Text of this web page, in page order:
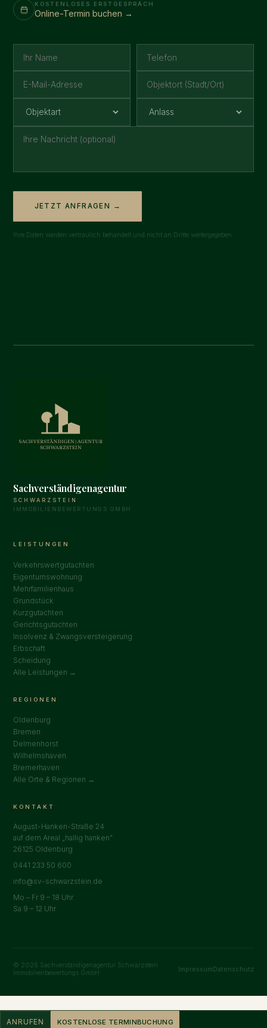
KOSTENLOSES ERSTGESPRÄCH
Online-Termin buchen →
JETZT ANFRAGEN →
Ihre Daten werden vertraulich behandelt und nicht an Dritte weitergegeben.
Sachverständigenagentur
SCHWARZSTEIN
IMMOBILIENBEWERTUNGS GMBH
LEISTUNGEN
Verkehrswertgutachten
Eigentumswohnung
Mehrfamilienhaus
Grundstück
Kurzgutachten
Gerichtsgutachten
Insolvenz & Zwangsversteigerung
Erbschaft
Scheidung
Alle Leistungen →
REGIONEN
Oldenburg
Bremen
Delmenhorst
Wilhelmshaven
Bremerhaven
Alle Orte & Regionen →
KONTAKT
August-Hanken-Straße 24
auf dem Areal „hallig hanken"
26125 Oldenburg
0441 233 50 600
info@sv-schwarzstein.de
Mo – Fr 9 – 18 Uhr
Sa 9 – 12 Uhr
© 2026 Sachverständigenagentur Schwarzstein
Immobilienbewertungs GmbH
ImpressumDatenschutz
ANRUFEN KOSTENLOSE TERMINBUCHUNG